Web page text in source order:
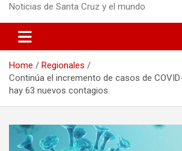
Noticias de Santa Cruz y el mundo
Home
Regionales
Continúa el incremento de casos de
hay 63 nuevos contagios.